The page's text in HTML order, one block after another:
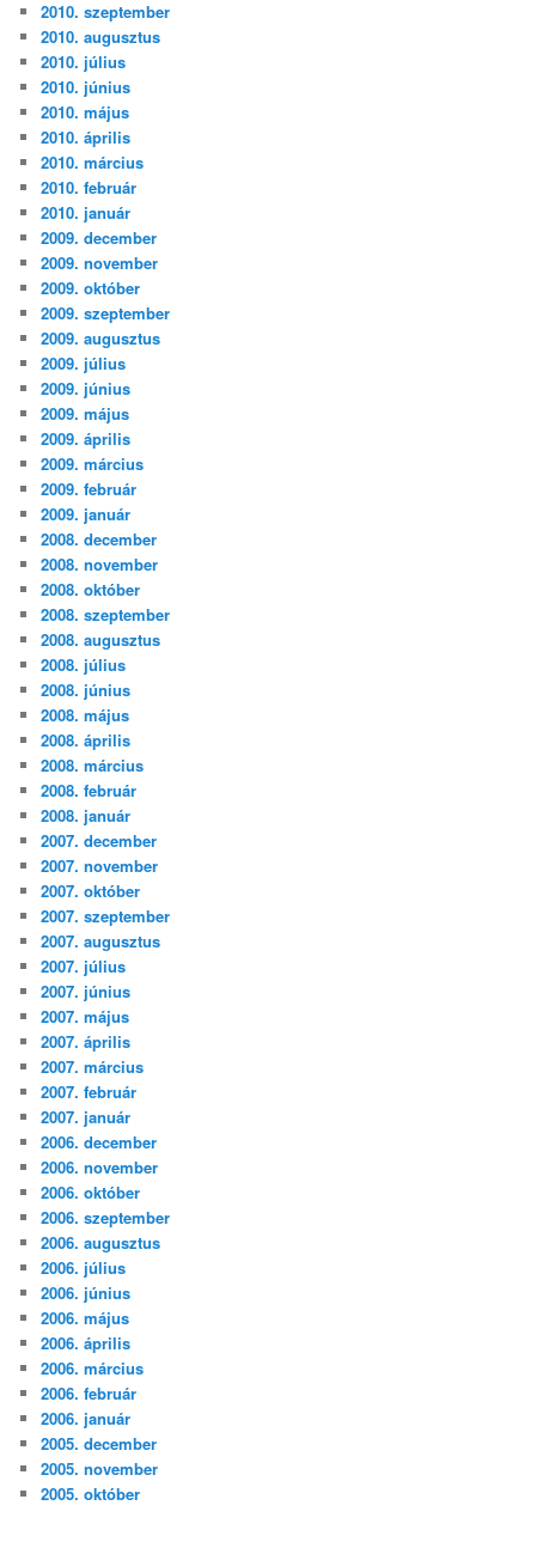
2010. szeptember
2010. augusztus
2010. július
2010. június
2010. május
2010. április
2010. március
2010. február
2010. január
2009. december
2009. november
2009. október
2009. szeptember
2009. augusztus
2009. július
2009. június
2009. május
2009. április
2009. március
2009. február
2009. január
2008. december
2008. november
2008. október
2008. szeptember
2008. augusztus
2008. július
2008. június
2008. május
2008. április
2008. március
2008. február
2008. január
2007. december
2007. november
2007. október
2007. szeptember
2007. augusztus
2007. július
2007. június
2007. május
2007. április
2007. március
2007. február
2007. január
2006. december
2006. november
2006. október
2006. szeptember
2006. augusztus
2006. július
2006. június
2006. május
2006. április
2006. március
2006. február
2006. január
2005. december
2005. november
2005. október